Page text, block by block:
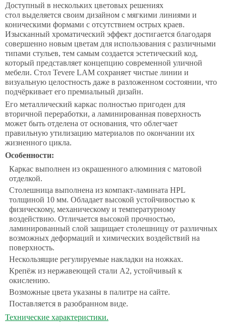
Доступный в нескольких цветовых решениях
стол выделяется своим дизайном с мягкими линиями и
коническими формами с отсутствием острых краев.
Изысканный хроматический эффект достигается благодаря
совершенно новым цветам для использования с различными
типами стульев, тем самым создается эстетический код,
который представляет концепцию современной уличной
мебели. Стол Tevere LAM сохраняет чистые линии и
визуальную целостность даже в разложенном состоянии, что
подчёркивает его премиальный дизайн.
Его металлический каркас полностью пригоден для
вторичной переработки, а ламинированная поверхность
может быть отделена от основания, что облегчает
правильную утилизацию материалов по окончании их
жизненного цикла.
Особенности:
Каркас выполнен из окрашенного алюминия с матовой
отделкой.
Столешница выполнена из компакт-ламината HPL
толщиной 10 мм. Обладает высокой устойчивостью к
физическому, механическому и температурному
воздействию. Отличается высокой прочностью,
ламинированный слой защищает столешницу от различных
возможных деформаций и химических воздействий на
поверхность.
Нескользящие регулируемые накладки на ножках.
Крепёж из нержавеющей стали A2, устойчивый к
окислению.
Возможные цвета указаны в палитре на сайте.
Поставляется в разобранном виде.
Технические характеристики.